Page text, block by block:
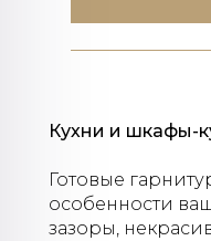
Кухни и шкафы-
Готовые
особенности
зазоры,